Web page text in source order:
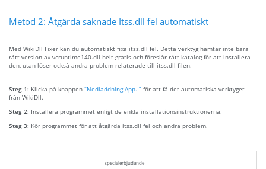
Metod 2: Åtgärda saknade Itss.dll fel automatiskt
Med WikiDll Fixer kan du automatiskt fixa itss.dll fel. Detta verktyg hämtar inte bara
rätt version av vcruntime140.dll helt gratis och föreslår rätt katalog för att installera
den, utan löser också andra problem relaterade till itss.dll filen.
Steg 1: Klicka på knappen “Nedladdning App. ” för att få det automatiska verktyget
från WikiDll.
Steg 2: Installera programmet enligt de enkla installationsinstruktionerna.
Steg 3: Kör programmet för att åtgärda itss.dll fel och andra problem.
specialerbjudande